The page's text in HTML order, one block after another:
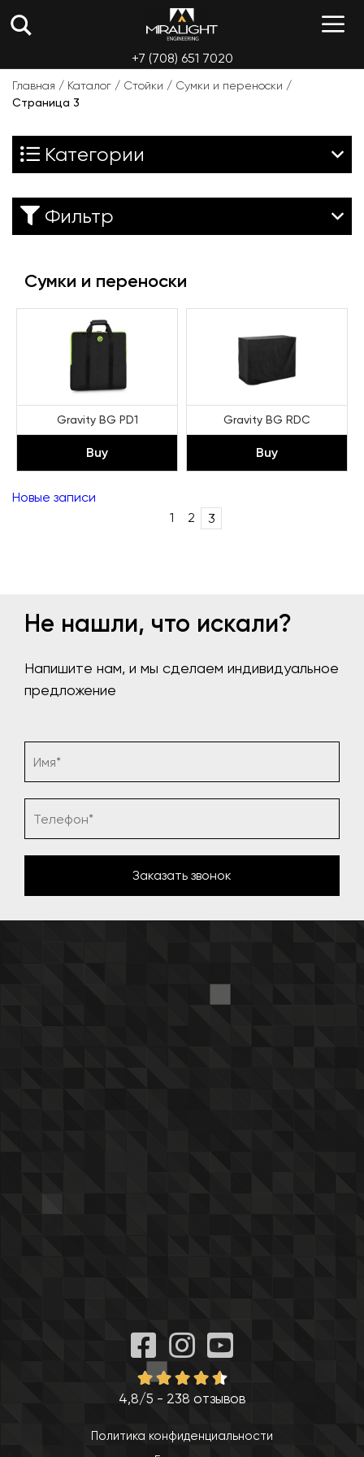
+7 (708) 651 7020
Главная / Каталог / Стойки / Сумки и переноски /
Страница 3
Сумки и переноски
Gravity BG PD1
Buy
Gravity BG RDC
Buy
Post
Новые записи
1
2 3
Категории
Фильтр
Не нашли, что искали?
Напишите нам, и мы сделаем индивидуальное
предложение
4,8/5 - 238 отзывов
Политика конфиденциальности